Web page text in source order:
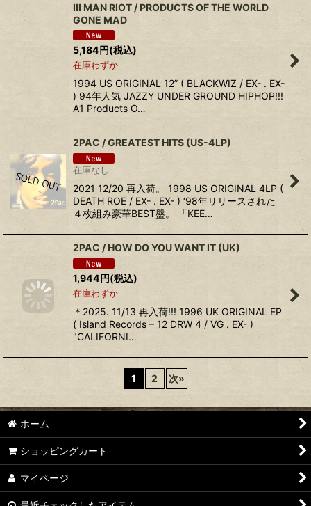
III MAN RIOT / PRODUCTS OF THE WORLD
GONE MAD
5,184円(税込)
在庫わずか
1994 US ORIGINAL 12” ( BLACKWIZ / EX- . EX-
) 94年人気 JAZZY UNDER GROUND HIPHOP!!!
A1 Products O…
2PAC / GREATEST HITS (US-4LP)
在庫なし
2021 12/20 再入荷。 1998 US ORIGINAL 4LP (
DEATH ROE / EX- . EX- ) ‘98年リリースされた
４枚組み豪華BEST盤。 「KEE…
2PAC / HOW DO YOU WANT IT (UK)
1,944円(税込)
在庫わずか
＊2025. 11/13 再入荷!!! 1996 UK ORIGINAL EP
( Island Records ‎– 12 DRW 4 / VG . EX- )
"CALIFORNI…
1 2 次»
ホーム
ショッピングカート
マイページ